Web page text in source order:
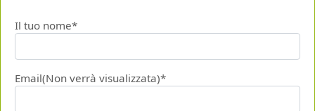
Il tuo nome*
Email(Non verrà visualizzata)*